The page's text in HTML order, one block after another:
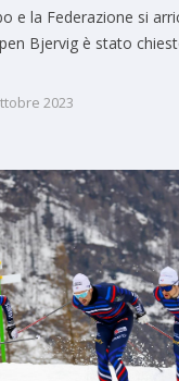
e la Federazione si
Bjervig è stato
2023